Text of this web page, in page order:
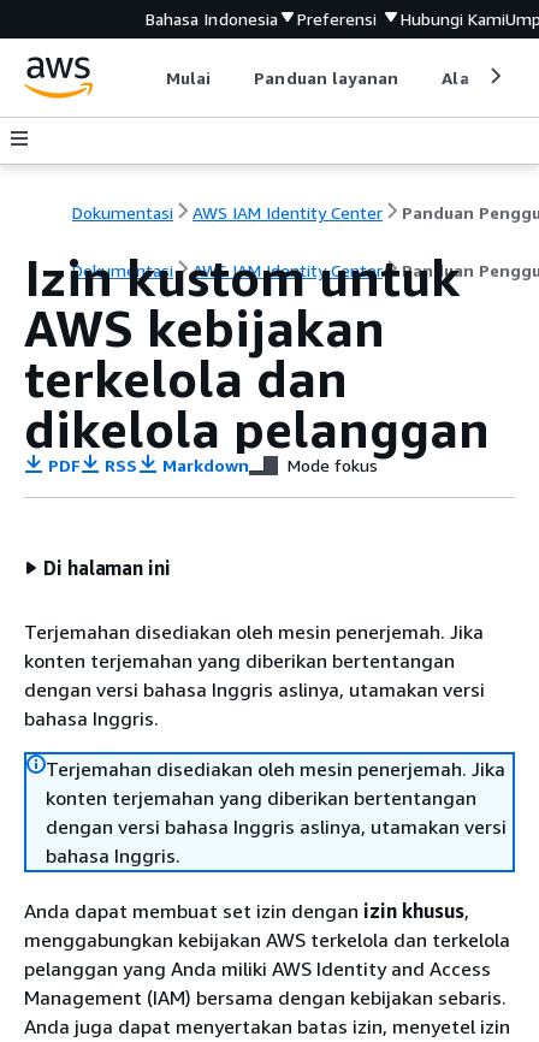
Bahasa Indonesia Preferensi Hubungi Kami
Mulai Panduan layanan Alat
Dokumentasi AWS IAM Identity Center Panduan
Dokumentasi AWS IAM Identity Center Panduan
Izin kustom untuk
AWS kebijakan
terkelola dan
dikelola pelanggan
PDF RSS Markdown Mode fokus
Di halaman ini
Terjemahan disediakan oleh mesin penerjemah. Jika
konten terjemahan yang diberikan bertentangan
dengan versi bahasa Inggris aslinya, utamakan versi
bahasa Inggris.
Terjemahan disediakan oleh mesin penerjemah. Jika
konten terjemahan yang diberikan bertentangan
dengan versi bahasa Inggris aslinya, utamakan versi
bahasa Inggris.
Anda dapat membuat set izin dengan izin khusus,
menggabungkan kebijakan AWS terkelola dan terkelola
pelanggan yang Anda miliki AWS Identity and Access
Management (IAM) bersama dengan kebijakan sebaris.
Anda juga dapat menyertakan batas izin, menyetel izin